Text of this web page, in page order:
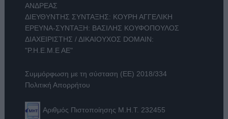
ΑΝΔΡΕΑΣ
ΔΙΕΥΘΥΝΤΗΣ ΣΥΝΤΑΞΗΣ: ΚΟΥΡΗ ΑΓΓΕΛΙΚΗ
ΕΡΕΥΝΑ-ΣΥΝΤΑΞΗ: ΒΑΣΙΛΗΣ ΚΟΥΦΟΠΟΥΛΟΣ
ΔΙΑΧΕΙΡΙΣΤΗΣ / ΔΙΚΑΙΟΥΧΟΣ DOMAIN:
"Ρ.Η.Ε.Μ.Ε ΑΕ"
Συμμόρφωση με τη σύσταση (ΕΕ) 2018/334
Πολιτική Απορρήτου
Αριθμός Πιστοποίησης Μ.Η.Τ. 232455